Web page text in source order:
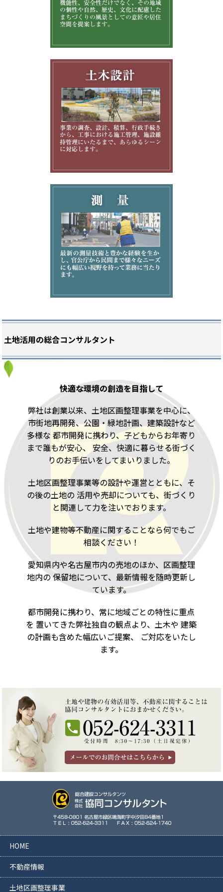
土地活用の総合コンサルタント
快適な環境の創造を目指して
弊社は創業以来、土地区画整理事業を中心に、
市街地再開発、公園・緑地計画、建築設計など
多様な 都市開発に携わり、子どもからお年寄り
まで誰もが安心、 安全、快適に暮らせる街づく
りのお手伝いをしてまいりました。
土地区画整理事業等の設計や運営とともに、そ
の後の土地の 活用や売却についても、街づくり
と関連して力を注いでおります。
土地や建物等不動産に関することなら何でもご
相談ください！
愛知県内や名古屋市内の売地のほか、区画整理
地内の保留地について、最新情報を随時更新し
ています。
都市開発に携わり、常に地域ごとの特性に重点
を 置いてきた弊社独自の観点より、土木や 建築
の計画も含めた幅広いご提案、
ご対応をいたし
ます。
HOME
不動産情報
土地区画整理事業